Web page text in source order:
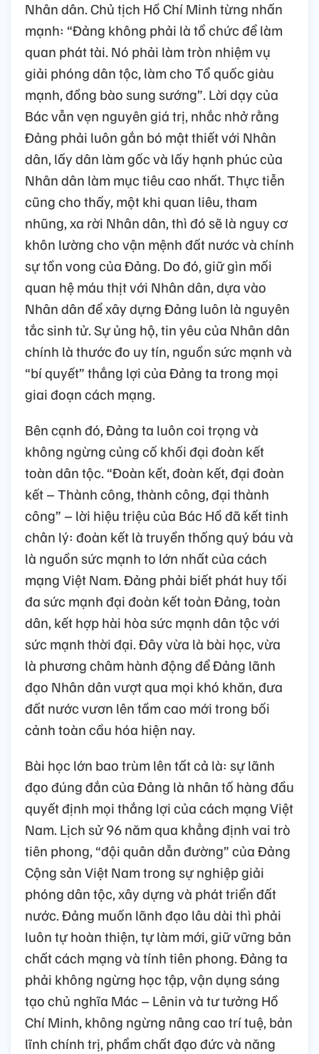
Nhân dân. Chủ tịch Hồ Chí Minh từng nhấn
mạnh: “Đảng không phải là tổ chức để làm
quan phát tài. Nó phải làm tròn nhiệm vụ
giải phóng dân tộc, làm cho Tổ quốc giàu
mạnh, đồng bào sung sướng”. Lời dạy của
Bác vẫn vẹn nguyên giá trị, nhắc nhở rằng
Đảng phải luôn gắn bó mật thiết với Nhân
dân, lấy dân làm gốc và lấy hạnh phúc của
Nhân dân làm mục tiêu cao nhất. Thực tiễn
cũng cho thấy, một khi quan liêu, tham
nhũng, xa rời Nhân dân, thì đó sẽ là nguy cơ
khôn lường cho vận mệnh đất nước và chính
sự tồn vong của Đảng. Do đó, giữ gìn mối
quan hệ máu thịt với Nhân dân, dựa vào
Nhân dân để xây dựng Đảng luôn là nguyên
tắc sinh tử. Sự ủng hộ, tin yêu của Nhân dân
chính là thước đo uy tín, nguồn sức mạnh và
“bí quyết” thắng lợi của Đảng ta trong mọi
giai đoạn cách mạng.
Bên cạnh đó, Đảng ta luôn coi trọng và
không ngừng củng cố khối đại đoàn kết
toàn dân tộc. “Đoàn kết, đoàn kết, đại đoàn
kết – Thành công, thành công, đại thành
công” – lời hiệu triệu của Bác Hồ đã kết tinh
chân lý: đoàn kết là truyền thống quý báu và
là nguồn sức mạnh to lớn nhất của cách
mạng Việt Nam. Đảng phải biết phát huy tối
đa sức mạnh đại đoàn kết toàn Đảng, toàn
dân, kết hợp hài hòa sức mạnh dân tộc với
sức mạnh thời đại. Đây vừa là bài học, vừa
là phương châm hành động để Đảng lãnh
đạo Nhân dân vượt qua mọi khó khăn, đưa
đất nước vươn lên tầm cao mới trong bối
cảnh toàn cầu hóa hiện nay.
Bài học lớn bao trùm lên tất cả là: sự lãnh
đạo đúng đắn của Đảng là nhân tố hàng đầu
quyết định mọi thắng lợi của cách mạng Việt
Nam. Lịch sử 96 năm qua khẳng định vai trò
tiên phong, “đội quân dẫn đường” của Đảng
Cộng sản Việt Nam trong sự nghiệp giải
phóng dân tộc, xây dựng và phát triển đất
nước. Đảng muốn lãnh đạo lâu dài thì phải
luôn tự hoàn thiện, tự làm mới, giữ vững bản
chất cách mạng và tính tiên phong. Đảng ta
phải không ngừng học tập, vận dụng sáng
tạo chủ nghĩa Mác – Lênin và tư tưởng Hồ
Chí Minh, không ngừng nâng cao trí tuệ, bản
lĩnh chính trị, phẩm chất đạo đức và năng